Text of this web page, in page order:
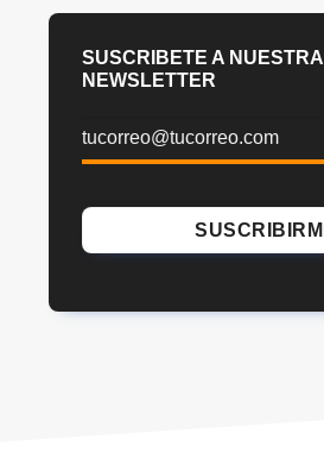
SUSCRIBETE A NUESTRA
NEWSLETTER